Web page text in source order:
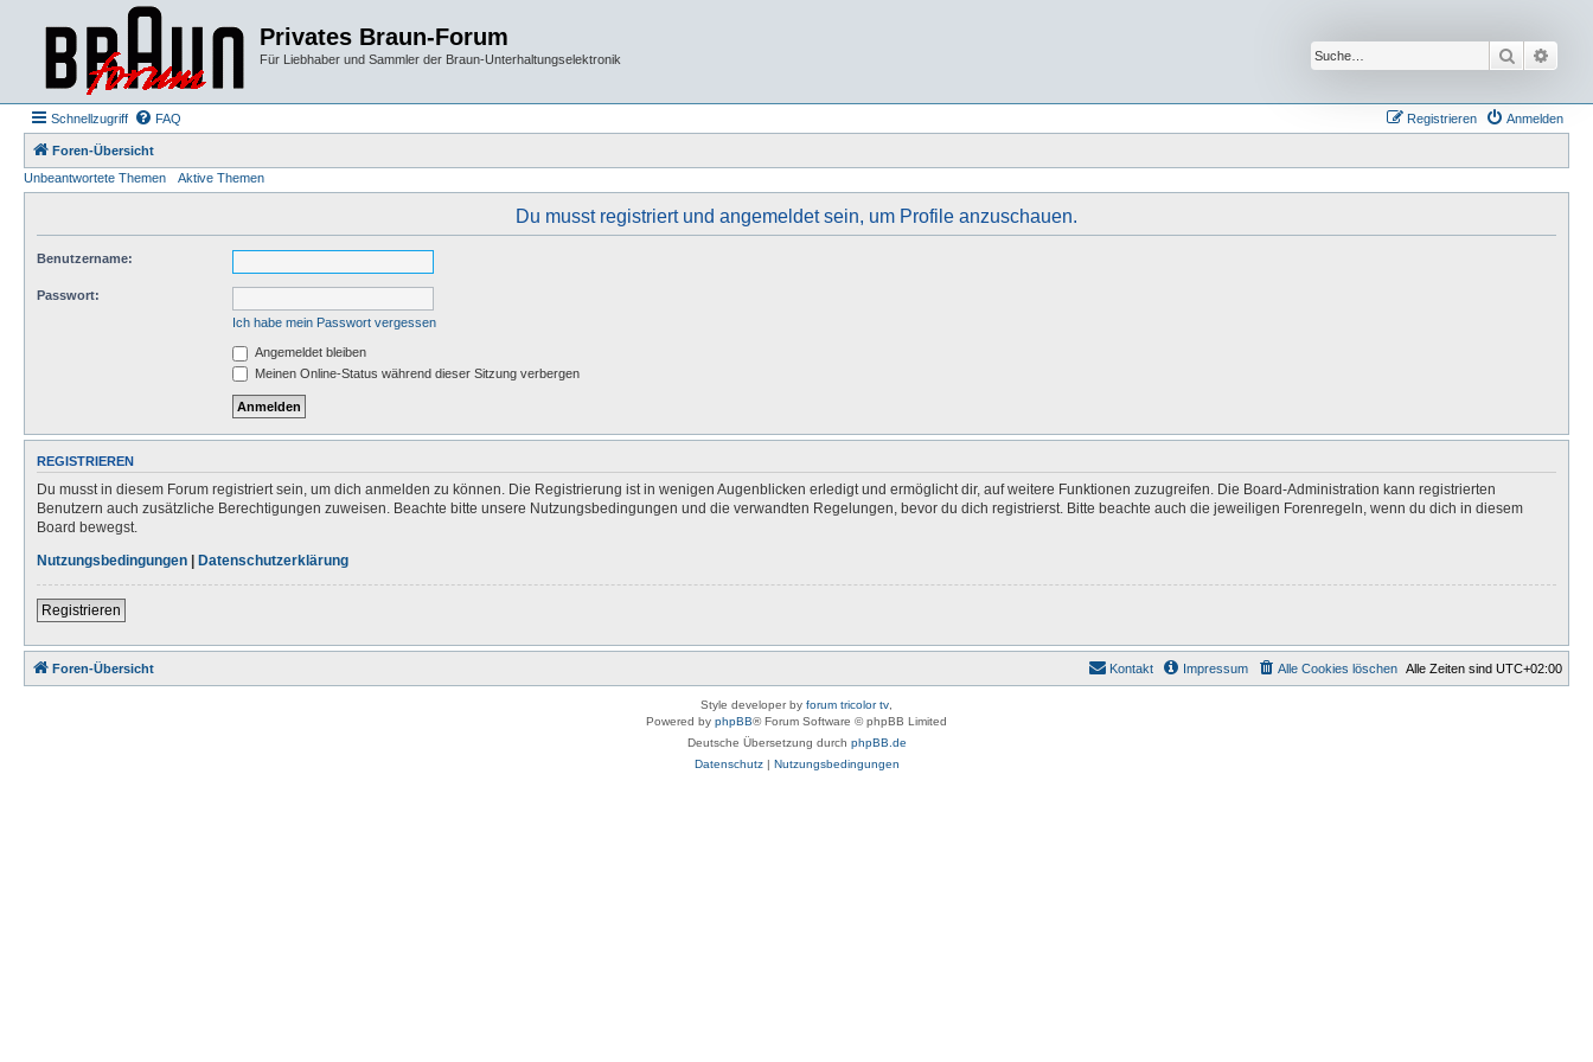
Privates Braun-Forum
Für Liebhaber und Sammler der Braun-Unterhaltungselektronik Suche
Schnellzugriff FAQ Anmelden
Registrieren
Foren-Übersicht
Unbeantwortete Themen
Aktive Themen
Du musst registriert und angemeldet sein, um Profile anzuschauen.
Benutzername:
Passwort:
Ich habe mein Passwort vergessen
Angemeldet bleiben
Meinen Online-Status während dieser Sitzung verbergen
REGISTRIEREN
Du musst in diesem Forum registriert sein, um dich anmelden zu können. Die Registrierung ist in wenigen Augenblicken erledigt und ermöglicht dir, auf weitere Funktionen zuzugreifen. Die Board-Administration kann registrierten
Benutzern auch zusätzliche Berechtigungen zuweisen. Beachte bitte unsere Nutzungsbedingungen und die verwandten Regelungen, bevor du dich registrierst. Bitte beachte auch die jeweiligen Forenregeln, wenn du dich in diesem
Board bewegst.
Nutzungsbedingungen | Datenschutzerklärung
Registrieren
Foren-Übersicht Alle Zeiten sind UTC+02:00
Alle Cookies löschen
Impressum
Kontakt
Style developer by forum tricolor tv
Powered by phpBB® Forum Software © phpBB Limited
Deutsche Übersetzung durch phpBB.de
Datenschutz| Nutzungsbedingungen